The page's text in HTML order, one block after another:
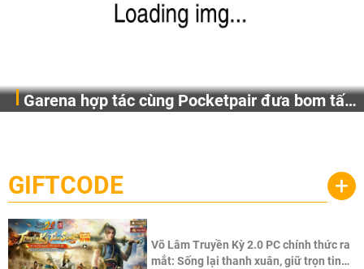
Garena hợp tác cùng Pocketpair đưa bom tấn
cầu, theo giấy phép chính thức từ công ty game Nhật Bản
Pocketpair, Inc.
GIFTCODE +
Võ Lâm Truyền Kỳ 2.0 PC chính thức ra
mắt: Sống lại thanh xuân, giữ trọn tinh